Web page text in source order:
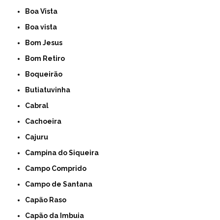
Boa Vista
Boa vista
Bom Jesus
Bom Retiro
Boqueirão
Butiatuvinha
Cabral
Cachoeira
Cajuru
Campina do Siqueira
Campo Comprido
Campo de Santana
Capão Raso
Capão da Imbuia